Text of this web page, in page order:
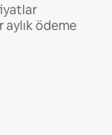
aylık ödeme